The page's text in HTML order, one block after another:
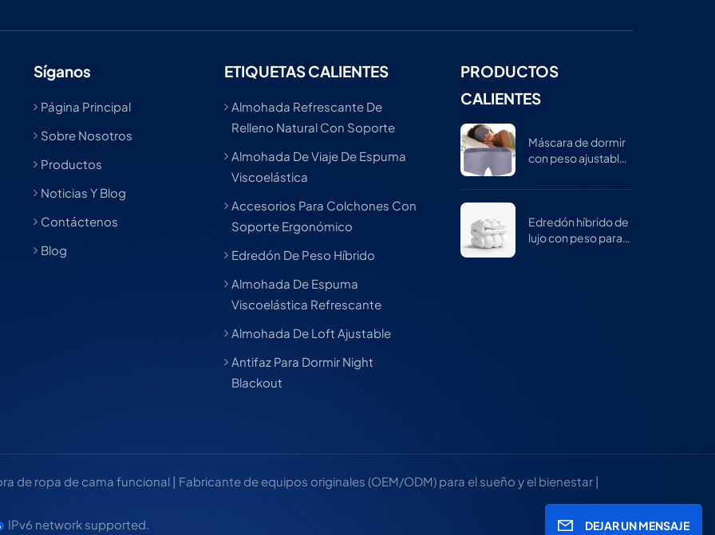
Síganos
Página Principal
Sobre Nosotros
Productos
Noticias Y Blog
Contáctenos
Blog
ETIQUETAS CALIENTES
Almohada Refrescante De
Relleno Natural Con Soporte
Almohada De Viaje De Espuma
Viscoelástica
Accesorios Para Colchones Con
Soporte Ergonómico
Edredón De Peso Híbrido
Almohada De Espuma
Viscoelástica Refrescante
Almohada De Loft Ajustable
Antifaz Para Dormir Night
Blackout
PRODUCTOS
CALIENTES
Máscara de dormir
con peso ajustable
mujeres
Edredón híbrido de
lujo con peso para
de ropa de cama funcional | Fabricante de equipos originales (OEM/ODM) para el sueño y el bienestar |
IPv6 network supported. DEJAR UN MENSAJE